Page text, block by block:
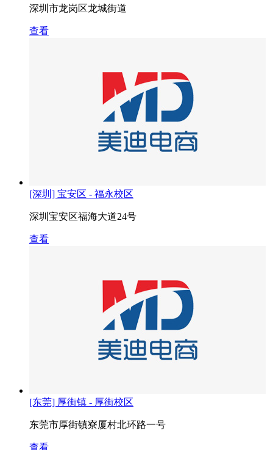
深圳市龙岗区龙城街道
查看
[深圳] 宝安区 - 福永校区
深圳宝安区福海大道24号
查看
[东莞] 厚街镇 - 厚街校区
东莞市厚街镇寮厦村北环路一号
查看